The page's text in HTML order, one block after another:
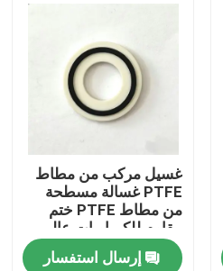
غسيل مركب من مطاط
PTFE غسالة مسطحة
من مطاط PTFE ختم
مقاوم للكيماويات عالي
الدقة
إرسال استفسار